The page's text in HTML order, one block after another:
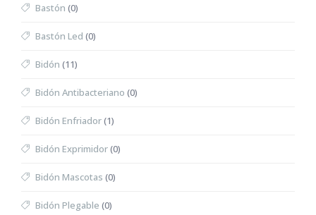
Bastón (0)
Bastón Led (0)
Bidón (11)
Bidón Antibacteriano (0)
Bidón Enfriador(1)
Bidón Exprimidor(0)
Bidón Mascotas (0)
Bidón Plegable (0)